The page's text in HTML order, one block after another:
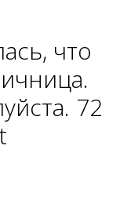
что
72